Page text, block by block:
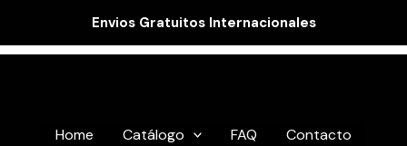
Envios Gratuitos Internacionales
Home Catálogo FAQ Contacto